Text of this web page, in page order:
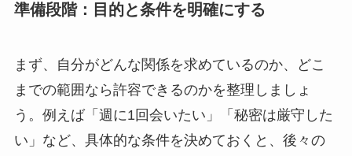
準備段階：目的と条件を明確にする
まず、自分がどんな関係を求めているのか、どこ
までの範囲なら許容できるのかを整理しましょ
う。例えば「週に1回会いたい」「秘密は厳守した
い」など、具体的な条件を決めておくと、後々の